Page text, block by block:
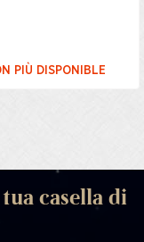
PIÙ DISPONIBLE
casella di